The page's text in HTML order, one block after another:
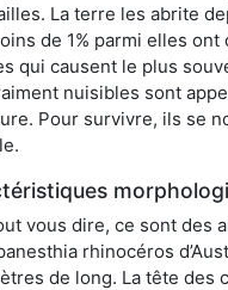
La terre les abrite
de 1% parmi elles
qui causent le plus
nuisibles sont
Pour survivre, ils se
vous dire, ce sont des
rhinocéros
de long. La tête des